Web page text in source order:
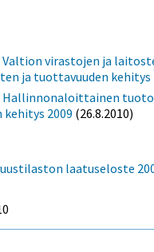
virastojen ja
ja tuottavuuden kehitys
Hallinnonaloittainen
2009 (26.8.2010)
laatuseloste